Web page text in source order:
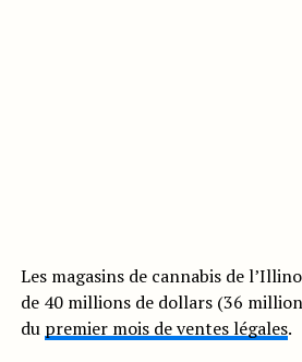
Les magasins de cannabis de
de 40 millions de dollars (36
du premier mois de ventes légales.